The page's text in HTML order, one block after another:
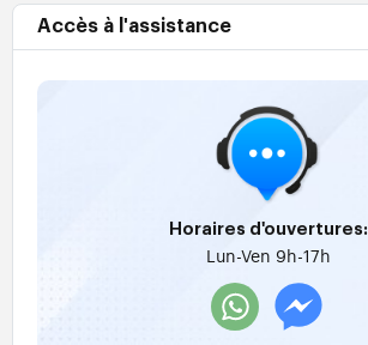
Accès à l'assistance
Horaires d'ouvertures:
Lun-Ven 9h-17h